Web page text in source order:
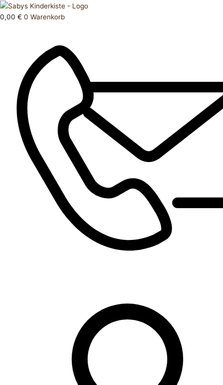
Zum
Inhalt
0,00 € 0 Warenkorb
Products
search
Mütze
62